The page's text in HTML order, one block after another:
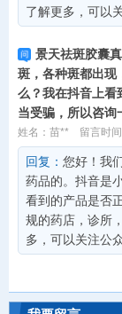
了解更多，可以
景天祛斑胶囊
斑，各种斑都出现
么？我在抖音上看
当受骗，所以咨询
姓名：苗** 留言时
回复： 您好！我
药品的。抖音是
看到的产品是否
规的药店，诊所
多，可以关注公